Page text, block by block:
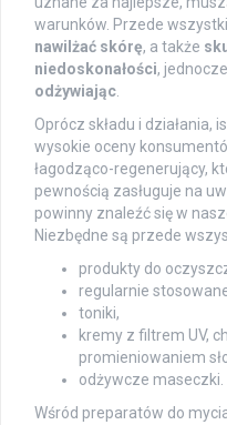
warunków. Przede
nawilżać skórę, a także
niedoskonałości,
odżywiając.
Oprócz składu i działania,
wysokie oceny
łagodząco-regenerujący,
pewnością zasługuje na
powinny znaleźć się w
Niezbędne są przede
produkty do
regularnie
toniki,
kremy z filtrem UV,
promieniowaniem
odżywcze maseczki.
Wśród preparatów do